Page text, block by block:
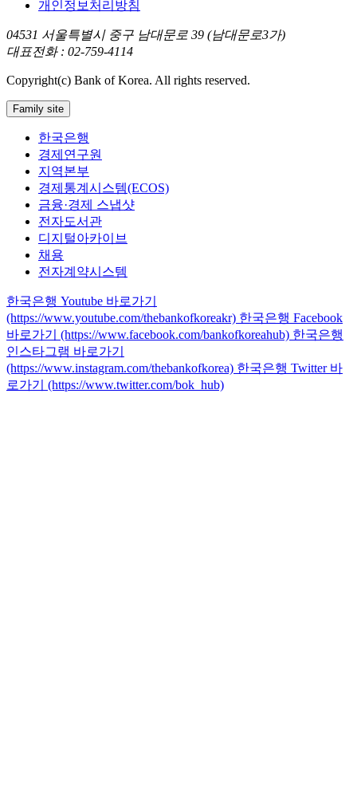
개인정보처리방침
04531 서울특별시 중구 남대문로 39 (남대문로3가)
대표전화 : 02-759-4114
Copyright(c) Bank of Korea. All rights reserved.
Family site
한국은행
경제연구원
지역본부
경제통계시스템(ECOS)
금융·경제 스냅샷
전자도서관
디지털아카이브
채용
전자계약시스템
한국은행 Youtube 바로가기
(https://www.youtube.com/thebankofkoreakr) 한국은행 Facebook
바로가기 (https://www.facebook.com/bankofkoreahub) 한국은행
인스타그램 바로가기
(https://www.instagram.com/thebankofkorea) 한국은행 Twitter 바
로가기 (https://www.twitter.com/bok_hub)